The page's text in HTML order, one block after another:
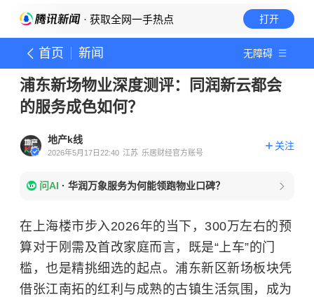
· 获取全网一手热点 打开
首页 新闻 无障碍
浦东新场物业深度测评：同润新云都会
的服务成色如何？
地产k线
2026年5月17日22:40 江苏 乐居财经官方账号
关注
问AI · 华润万象服务为何能领跑物业口碑？
在上海楼市步入2026年的当下，300万左右的预
算对于刚需及首改家庭而言，既是“上车”的门
槛，也是精挑细选的起点。浦东新区新场板块凭
借张江南拓的红利与成熟的古镇生活氛围，成为